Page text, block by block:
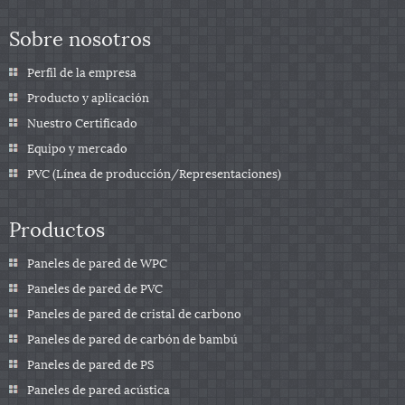
Sobre nosotros
Perfil de la empresa
Producto y aplicación
Nuestro Certificado
Equipo y mercado
PVC (Línea de producción/Representaciones)
Productos
Paneles de pared de WPC
Paneles de pared de PVC
Paneles de pared de cristal de carbono
Paneles de pared de carbón de bambú
Paneles de pared de PS
Paneles de pared acústica